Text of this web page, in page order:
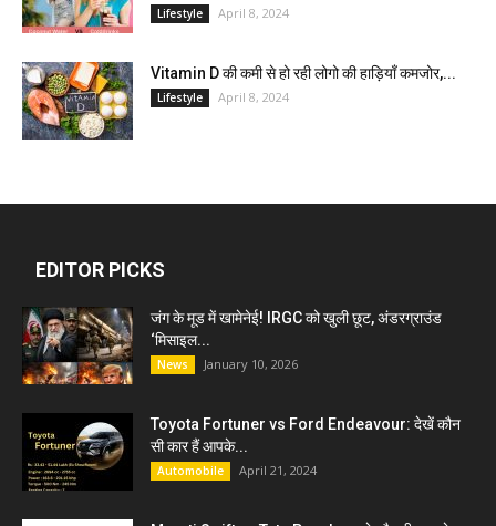
Lifestyle April 8, 2024
Vitamin D की कमी से हो रही लोगो की हाड़ियाँ कमजोर,...
Lifestyle April 8, 2024
EDITOR PICKS
जंग के मूड में खामेनेई! IRGC को खुली छूट, अंडरग्राउंड
‘मिसाइल...
News January 10, 2026
Toyota Fortuner vs Ford Endeavour: देखें कौन
सी कार हैं आपके...
Automobile April 21, 2024